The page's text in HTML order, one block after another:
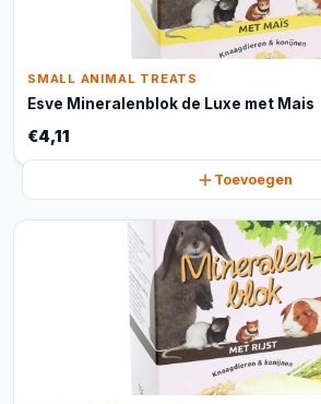
SMALL ANIMAL TREATS
Esve Mineralenblok de Luxe met Mais
€4,11
Toevoegen